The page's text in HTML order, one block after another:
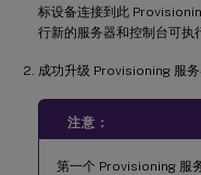
标设备连接到此
行新的服务器和控制台可执
成功升级 Provisioning 服
注意：
第一个 Provisioning 服